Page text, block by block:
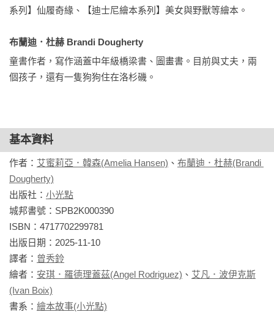
系列】仙履奇緣、【迪士尼繪本系列】美女與野獸等繪本。
布蘭迪．杜赫 Brandi Dougherty
童書作者，寫作涵蓋中年級橋梁書、圖畫書。目前與丈夫，兩
個孩子，還有一隻狗狗住在洛杉磯。
基本資料
作者： 艾蜜莉亞．韓森(Amelia Hansen) 、 布蘭迪．杜赫(Brandi
Dougherty)
出版社： 小光點
城邦書號：SPB2K000390
ISBN：4717702299781
出版日期：2025-11-10
譯者： 曾秀鈴
繪者： 安琪．羅德理蓋茲(Angel Rodriguez) 、 艾凡．波伊克斯
(Ivan Boix)
書系： 繪本故事(小光點)